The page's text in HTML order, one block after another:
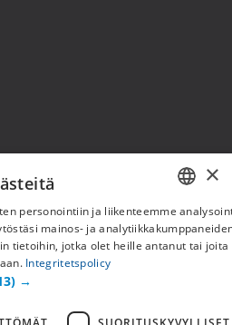
FI
×
personointiin ja liikenteemme
mainos- ja
tietoihin, jotka olet heille antanut tai joita
Integritetspolicy
→